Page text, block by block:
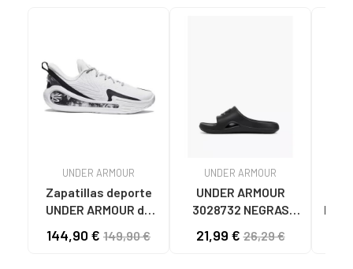
UNDER ARMOUR
Zapatillas deporte
UNDER ARMOUR de
y Niño 3027632-100
144,90 € 149,90 €
UNDER ARMOUR
UNDER ARMOUR
3028732 NEGRAS
21,99 €26,29 €